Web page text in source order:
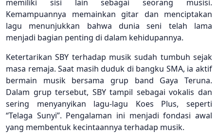
memiliki sisi lain sebagai seorang musisi.
Kemampuannya memainkan gitar dan menciptakan
lagu menunjukkan bahwa dunia seni telah lama
menjadi bagian penting di dalam kehidupannya.
Ketertarikan SBY terhadap musik sudah tumbuh sejak
masa remaja. Saat masih duduk di bangku SMA, ia aktif
bermain musik bersama grup band Gaya Teruna.
Dalam grup tersebut, SBY tampil sebagai vokalis dan
sering menyanyikan lagu-lagu Koes Plus, seperti
“Telaga Sunyi”. Pengalaman ini menjadi fondasi awal
yang membentuk kecintaannya terhadap musik.